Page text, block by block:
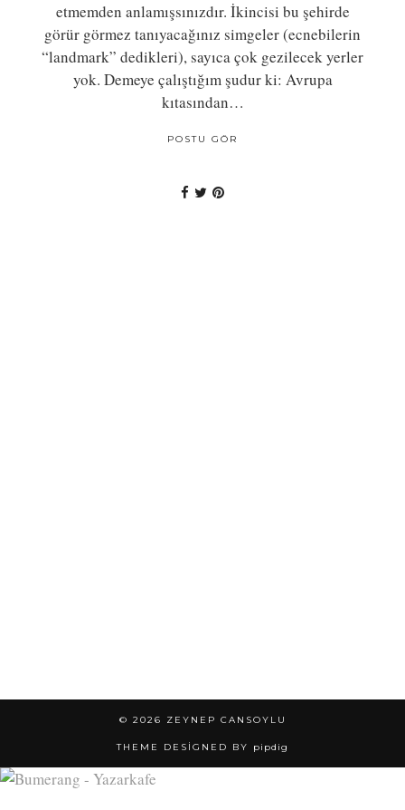
etmemden anlamışsınızdır. İkincisi bu şehirde
görür görmez tanıyacağınız simgeler (ecnebilerin
“landmark” dedikleri), sayıca çok gezilecek yerler
yok. Demeye çalıştığım şudur ki: Avrupa
kıtasından…
POSTU GÖR
© 2026 ZEYNEP CANSOYLU
THEME DESIGNED BY pipdig